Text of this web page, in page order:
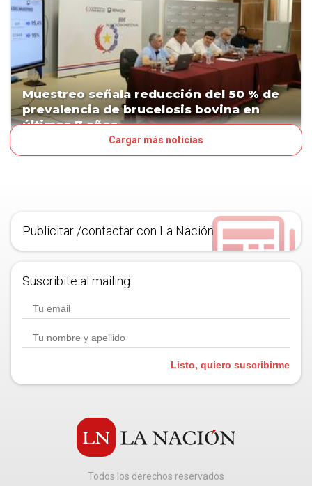
Muestreo señala reducción del 50 % de
prevalencia de brucelosis bovina en
últimos 7 años
Cargar más noticias
Publicitar /contactar con La Nación
Suscribite al mailing.
Listo, quiero suscribirme
Todos los derechos reservados